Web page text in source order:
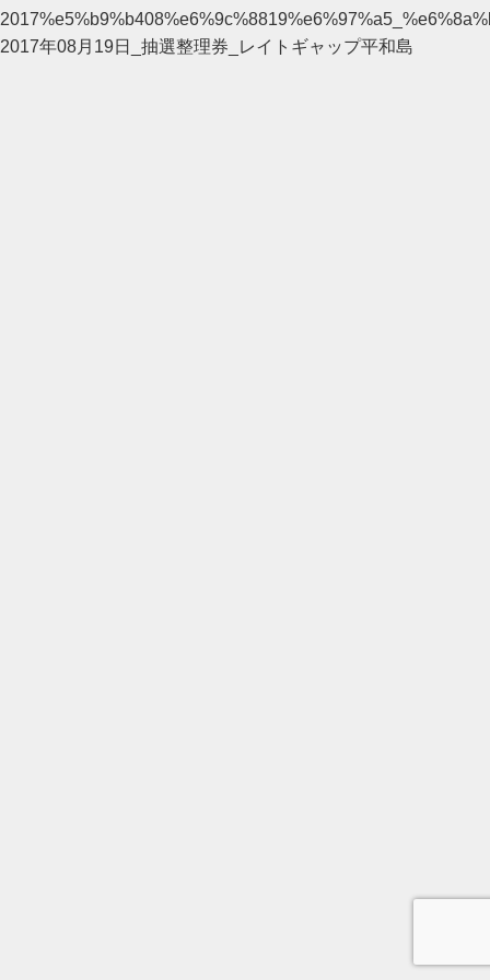
2017年08月19日_抽選整理券_レイトギャップ平和島